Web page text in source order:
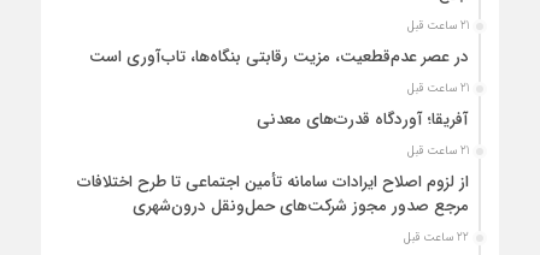
21 ساعت قبل
در عصر عدم‌قطعیت، مزیت رقابتی بنگاه‌ها، تاب‌آوری است
21 ساعت قبل
آفریقا؛ آوردگاه قدرت‌های معدنی
21 ساعت قبل
از لزوم اصلاح ایرادات سامانه تأمین اجتماعی تا طرح اختلافات
مرجع صدور مجوز شرکت‌های حمل‌ونقل درون‌شهری
22 ساعت قبل